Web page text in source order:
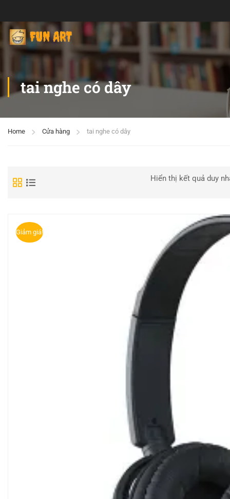
tai nghe có dây
Home Cửa hàng tai nghe có dây
Hiển thị kết quả duy
Giảm giá!